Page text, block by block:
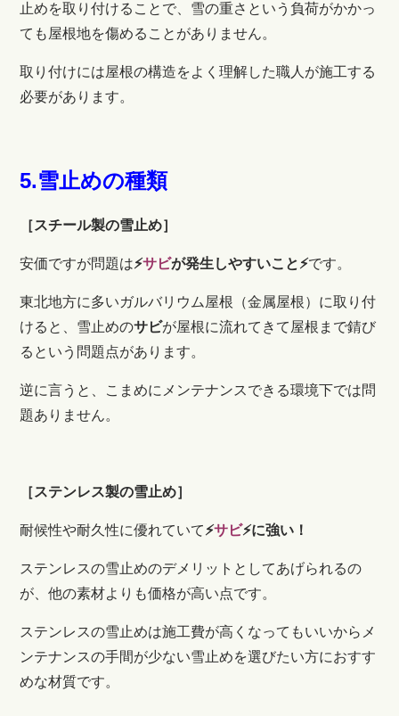
止めを取り付けることで、雪の重さという負荷がかかっ
ても屋根地を傷めることがありません。
取り付けには屋根の構造をよく理解した職人が施工する
必要があります。
5.雪止めの種類
［スチール製の雪止め］
安価ですが問題は⚡サビが発生しやすいこと⚡です。
東北地方に多いガルバリウム屋根（金属屋根）に取り付
けると、雪止めのサビが屋根に流れてきて屋根まで錆び
るという問題点があります。
逆に言うと、こまめにメンテナンスできる環境下では問
題ありません。
［ステンレス製の雪止め］
耐候性や耐久性に優れていて⚡サビ⚡に強い！
ステンレスの雪止めのデメリットとしてあげられるの
が、他の素材よりも価格が高い点です。
ステンレスの雪止めは施工費が高くなってもいいからメ
ンテナンスの手間が少ない雪止めを選びたい方におすす
めな材質です。